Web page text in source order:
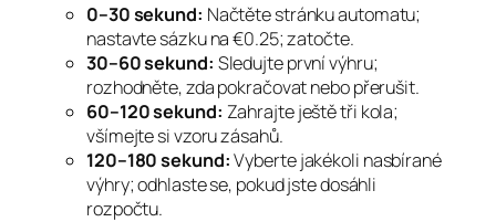
0–30 sekund: Načtěte stránku automatu;
nastavte sázku na €0.25; zatočte.
30–60 sekund: Sledujte první výhru;
rozhodněte, zda pokračovat nebo přerušit.
60–120 sekund: Zahrajte ještě tři kola;
všímejte si vzoru zásahů.
120–180 sekund:Vyberte jakékoli nasbírané
výhry; odhlaste se, pokud jste dosáhli
rozpočtu.